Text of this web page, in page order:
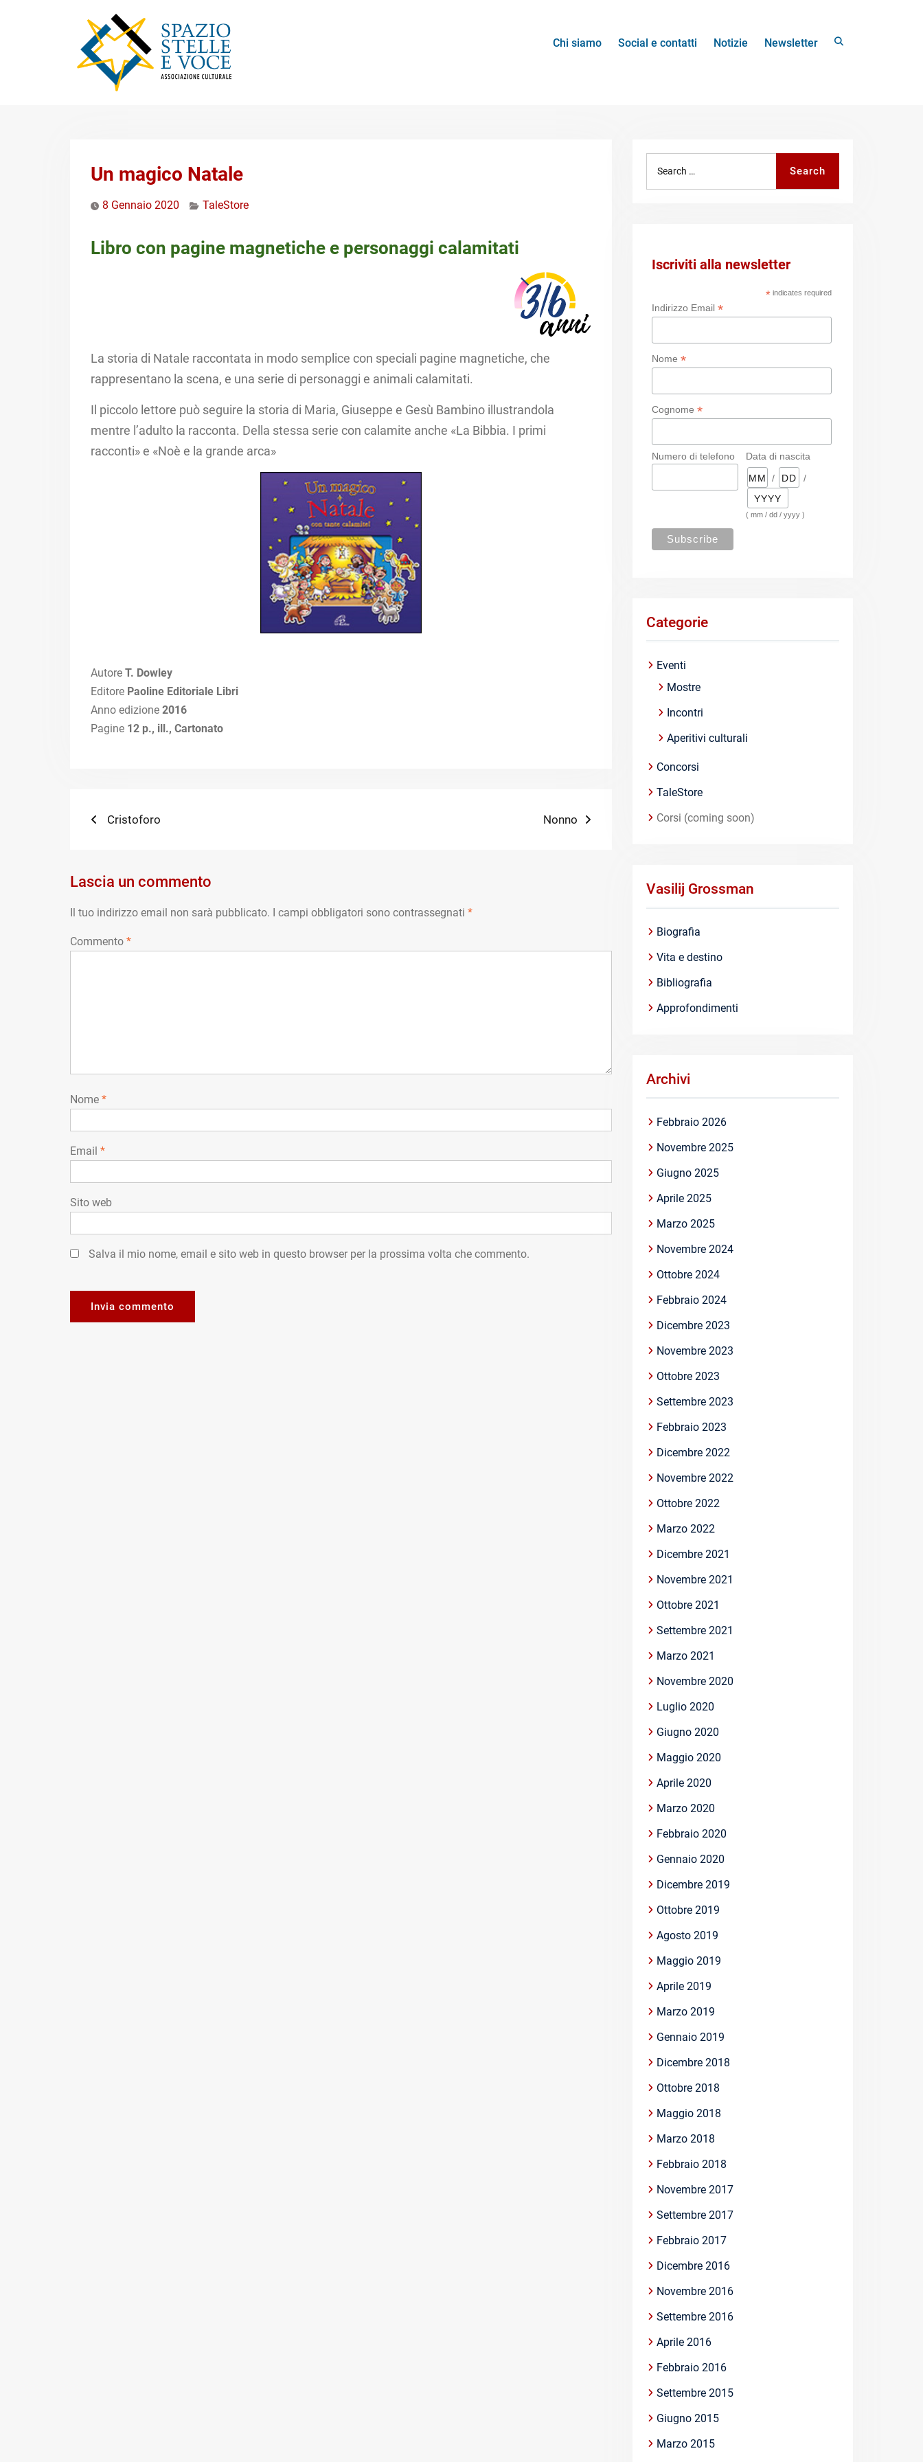
Chi siamo Social e contatti Notizie Newsletter
Un magico Natale
8 Gennaio 2020 TaleStore
Libro con pagine magnetiche e personaggi calamitati
La storia di Natale raccontata in modo semplice con speciali pagine magnetiche, che
rappresentano la scena, e una serie di personaggi e animali calamitati.
Il piccolo lettore può seguire la storia di Maria, Giuseppe e Gesù Bambino illustrandola
mentre l’adulto la racconta. Della stessa serie con calamite anche «La Bibbia. I primi
racconti» e «Noè e la grande arca»
Autore T. Dowley
Editore Paoline Editoriale Libri
Anno edizione 2016
Pagine 12 p., ill., Cartonato
Navigazione
Previous
Cristoforo
Next
Nonno
Lascia un commento
Il tuo indirizzo email non sarà pubblicato. I campi obbligatori sono contrassegnati *
Commento *
Nome *
Email *
Sito web
Salva il mio nome, email e sito web in questo browser per la prossima volta che commento.
Search
Iscriviti alla newsletter
* indicates required
Indirizzo Email*
Nome*
Cognome*
Numero di telefono
Data di nascita
/
/
( mm / dd / yyyy )
Categorie
Eventi
Mostre
Incontri
Aperitivi culturali
Concorsi
TaleStore
Corsi (coming soon)
Vasilij Grossman
Biografia
Vita e destino
Bibliografia
Approfondimenti
Archivi
Febbraio 2026
Novembre 2025
Giugno 2025
Aprile 2025
Marzo 2025
Novembre 2024
Ottobre 2024
Febbraio 2024
Dicembre 2023
Novembre 2023
Ottobre 2023
Settembre 2023
Febbraio 2023
Dicembre 2022
Novembre 2022
Ottobre 2022
Marzo 2022
Dicembre 2021
Novembre 2021
Ottobre 2021
Settembre 2021
Marzo 2021
Novembre 2020
Luglio 2020
Giugno 2020
Maggio 2020
Aprile 2020
Marzo 2020
Febbraio 2020
Gennaio 2020
Dicembre 2019
Ottobre 2019
Agosto 2019
Maggio 2019
Aprile 2019
Marzo 2019
Gennaio 2019
Dicembre 2018
Ottobre 2018
Maggio 2018
Marzo 2018
Febbraio 2018
Novembre 2017
Settembre 2017
Febbraio 2017
Dicembre 2016
Novembre 2016
Settembre 2016
Aprile 2016
Febbraio 2016
Settembre 2015
Giugno 2015
Marzo 2015